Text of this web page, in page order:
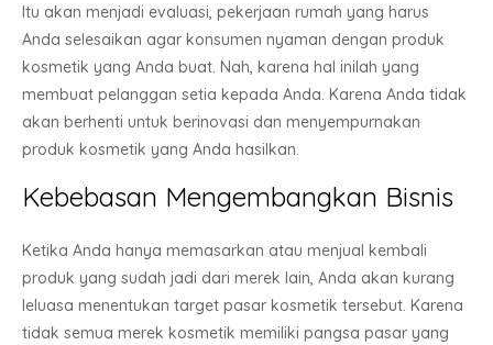
Itu akan menjadi evaluasi, pekerjaan rumah yang harus
Anda selesaikan agar konsumen nyaman dengan produk
kosmetik yang Anda buat. Nah, karena hal inilah yang
membuat pelanggan setia kepada Anda. Karena Anda tidak
akan berhenti untuk berinovasi dan menyempurnakan
produk kosmetik yang Anda hasilkan.
Kebebasan Mengembangkan Bisnis
Ketika Anda hanya memasarkan atau menjual kembali
produk yang sudah jadi dari merek lain, Anda akan kurang
leluasa menentukan target pasar kosmetik tersebut. Karena
tidak semua merek kosmetik memiliki pangsa pasar yang